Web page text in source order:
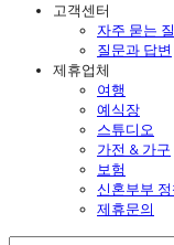
고객센터
자주 묻는
질문과 답변
제휴업체
여행
예식장
스튜디오
가전 & 가구
보험
신혼부부 정
제휴문의